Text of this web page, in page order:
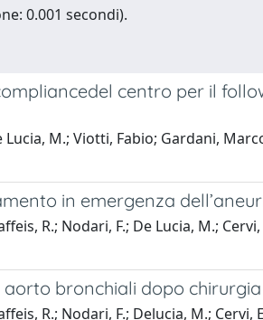
0.001 secondi).
centro per il
M.; Viotti, Fabio; Gardani,
in emergenza
R.; Nodari, F.; De Lucia, M.;
bronchiali dopo
R.; Nodari, F.; Delucia, M.;